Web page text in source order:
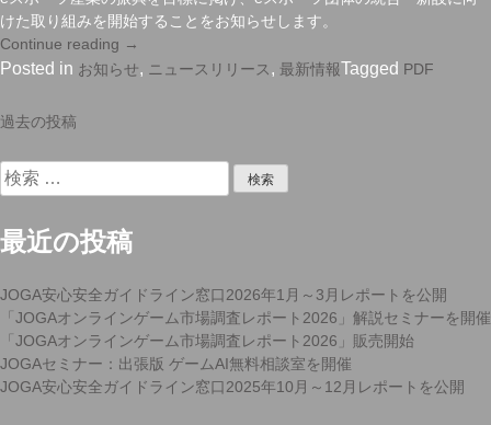
9
月
レ
けた取り組みを開始することをお知らせします。
Continue reading “e
ス
団
統
合・
設
に
向
け
た
→
Posted in お知らせ, ニュースリリース , 最新情報Tagged PDF
投
ナ
ビ
ー
ョ
ン
過去の投稿
検
索:
最近の投稿
JOGA安心安全ガイドライン窓口2026年1月～3月レポートを公開
「JOGAオンラインゲーム市場調査レポート2026」解説セミナーを開催
「JOGAオンラインゲーム市場調査レポート2026」販売開始
JOGAセミナー：出張版 ゲームAI無料相談室を開催
JOGA安心安全ガイドライン窓口2025年10月～12月レポートを公開